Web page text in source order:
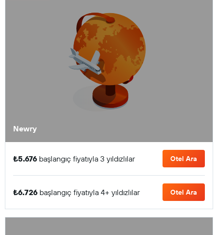
Newry
₺5.676 başlangıç fiyatıyla 3 yıldızlılar Otel Ara
₺6.726 başlangıç fiyatıyla 4+ yıldızlılar Otel Ara